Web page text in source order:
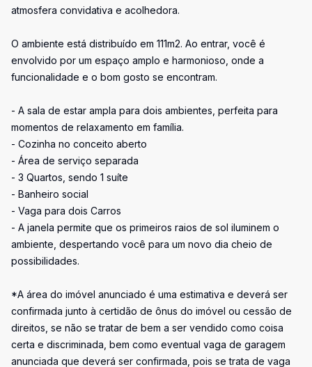
atmosfera convidativa e acolhedora.
O ambiente está distribuído em 111m2. Ao entrar, você é
envolvido por um espaço amplo e harmonioso, onde a
funcionalidade e o bom gosto se encontram.
- A sala de estar ampla para dois ambientes, perfeita para
momentos de relaxamento em família.
- Cozinha no conceito aberto
- Área de serviço separada
- 3 Quartos, sendo 1 suíte
- Banheiro social
- Vaga para dois Carros
- A janela permite que os primeiros raios de sol iluminem o
ambiente, despertando você para um novo dia cheio de
possibilidades.
*A área do imóvel anunciado é uma estimativa e deverá ser
confirmada junto à certidão de ônus do imóvel ou cessão de
direitos, se não se tratar de bem a ser vendido como coisa
certa e discriminada, bem como eventual vaga de garagem
anunciada que deverá ser confirmada, pois se trata de vaga